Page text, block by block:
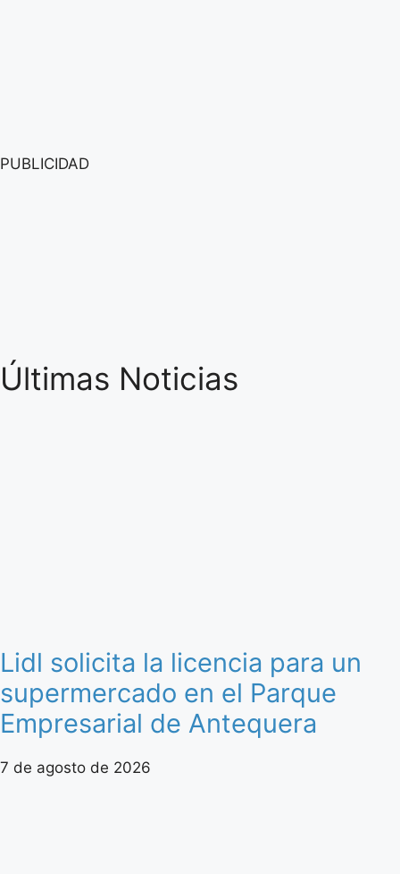
PUBLICIDAD
Últimas Noticias
Lidl solicita la licencia para un
supermercado en el Parque
Empresarial de Antequera
7 de agosto de 2026